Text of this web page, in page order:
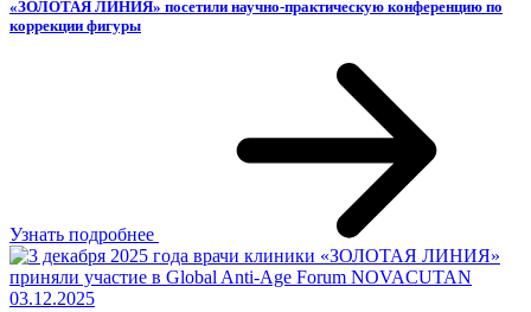
«ЗОЛОТАЯ ЛИНИЯ» посетили научно-практическую конференцию по
коррекции фигуры
Узнать подробнее
03.12.2025